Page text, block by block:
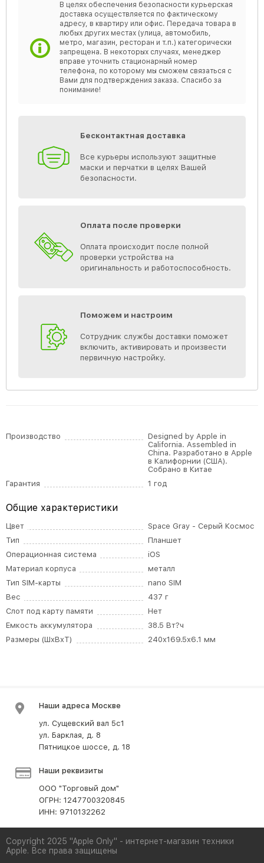
В целях обеспечения безопасности курьерская
доставка осуществляется по фактическому
адресу, в квартиру или офис. Передача товара в
любых других местах (улица, автомобиль,
метро, магазин, ресторан и т.п.) категорически
запрещена. В некоторых случаях, менеджер
вправе уточнить стационарный номер
телефона, по которому мы сможем связаться с
Вами для подтверждения заказа. Спасибо за
понимание!
Бесконтактная доставка
Все курьеры используют защитные
маски и перчатки в целях Вашей
безопасности.
Оплата после проверки
Оплата происходит после полной
проверки устройства на
оригинальность и работоспособность.
Поможем и настроим
Сотрудник службы доставки поможет
включить, активировать и произвести
первичную настройку.
Производство
Designed by Apple in
California. Assembled in
China. Разработано в Apple
в Калифорнии (США).
Собрано в Китае
Гарантия
1 год
Общие характеристики
Цвет
Space Gray - Серый Космос
Тип
Планшет
Операционная система
iOS
Материал корпуса
металл
Тип SIM-карты
nano SIM
Вес
437 г
Слот под карту памяти
Нет
Емкость аккумулятора
38.5 Вт?ч
Размеры (ШxВxТ)
240x169.5x6.1 мм
Наши адреса Москве
ул. Сущевский вал 5с1
ул. Барклая, д. 8
Пятницкое шоссе, д. 18
Наши реквизиты
ООО "Торговый дом"
ОГРН: 1247700320845
ИНН: 9710132262
Copyright 2025 "Apple Only" - интернет-магазин техники
Apple. Все права защищены